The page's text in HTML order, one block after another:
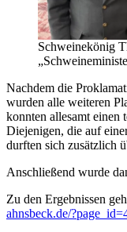
Schweinekönig
Nachdem die
wurden alle weiteren
konnten allesamt einen
Diejenigen, die auf
durften sich zusätzlich
Anschließend wurde
Zu den Ergebnissen
ahnsbeck.de/